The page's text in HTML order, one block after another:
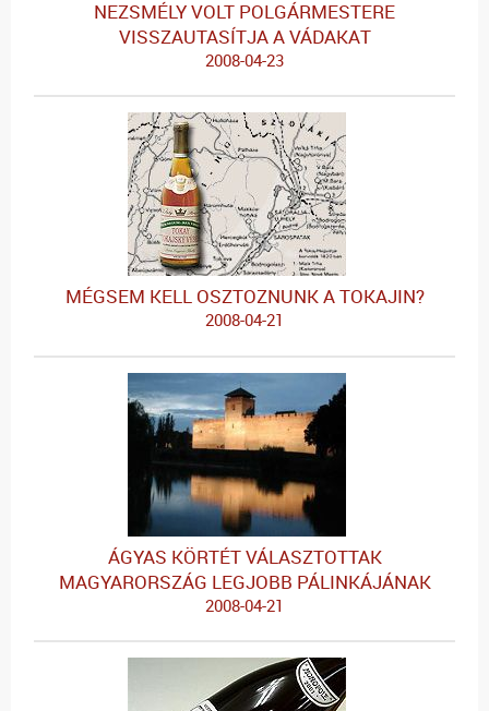
NEZSMÉLY VOLT POLGÁRMESTERE
VISSZAUTASÍTJA A VÁDAKAT
2008-04-23
MÉGSEM KELL OSZTOZNUNK A TOKAJIN?
2008-04-21
ÁGYAS KÖRTÉT VÁLASZTOTTAK
MAGYARORSZÁG LEGJOBB PÁLINKÁJÁNAK
2008-04-21